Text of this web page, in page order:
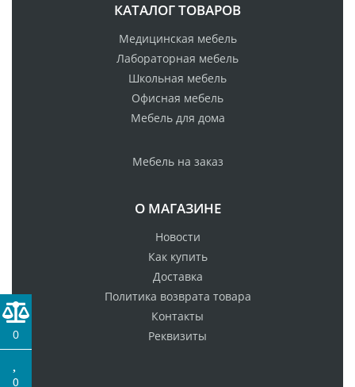
КАТАЛОГ ТОВАРОВ
Медицинская мебель
Лабораторная мебель
Школьная мебель
Офисная мебель
Мебель для дома
Мебель на заказ
О МАГАЗИНЕ
Новости
Как купить
Доставка
Политика возврата товара
Контакты
Реквизиты
0
0